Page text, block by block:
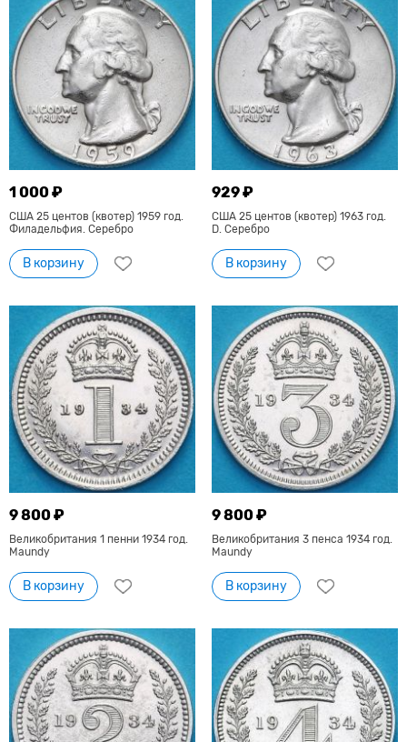
1 000 ₽
США 25 центов (квотер) 1959 год.
Филадельфия. Серебро
В корзину
929 ₽
США 25 центов (квотер) 1963 год.
D. Серебро
В корзину
9 800 ₽
Великобритания 1 пенни 1934 год.
Maundy
В корзину
9 800 ₽
Великобритания 3 пенса 1934 год.
Maundy
В корзину